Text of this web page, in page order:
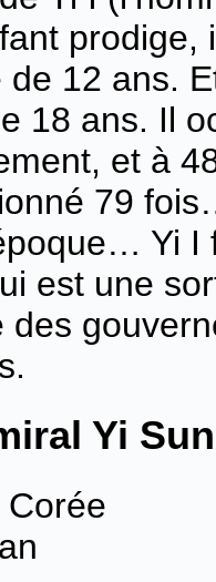
de 12 ans.
18 ans. Il
et à
79
Yi
est une
des
Yi